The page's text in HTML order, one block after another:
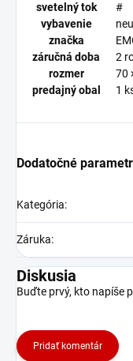
svetelný tok
#
vybavenie
značka
záručná doba
2
rozmer
70
predajný obal
1
Dodatočné
Kategória:
Záruka:
Diskusia
Buďte prvý, kto napíše
Pridať komentár